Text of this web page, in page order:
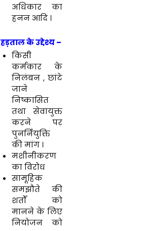
अधिकार का
हनन आदि ।
हड़ताल के उद्देश्य–
किसी
कर्मकार के
निलंबन , छांटे
जाने
निष्कासित
तथा सेवायुक्त
करने पर
पुनर्नियुक्ति
की मांग ।
मशीनीकरण
का विरोध
सामूहिक
समझौते की
शर्तों को
मानने के लिए
नियोजन को